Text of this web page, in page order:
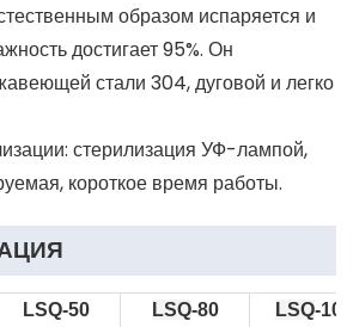
образом испаряется и
достигает 95%. Он
стали 304, дуговой и легко
стерилизация УФ-лампой,
короткое время работы.
LSQ-50 LSQ-80 LSQ-100